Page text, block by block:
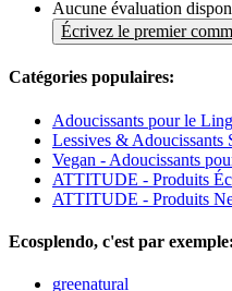
Aucune évaluation
Écrivez le premier
Catégories populaires:
Adoucissants pour le
Lessives & Adoucissants
Vegan - Adoucissants
ATTITUDE - Produits
ATTITUDE - Produits
Ecosplendo, c'est par exemple:
greenatural